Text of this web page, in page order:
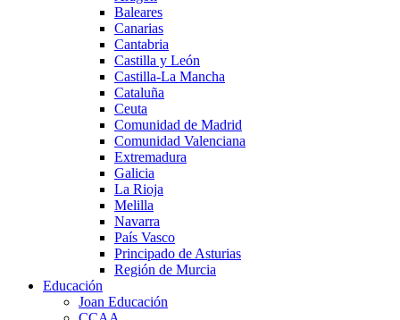
Baleares
Canarias
Cantabria
Castilla y León
Castilla-La Mancha
Cataluña
Ceuta
Comunidad de Madrid
Comunidad Valenciana
Extremadura
Galicia
La Rioja
Melilla
Navarra
País Vasco
Principado de Asturias
Región de Murcia
Educación
Joan Educación